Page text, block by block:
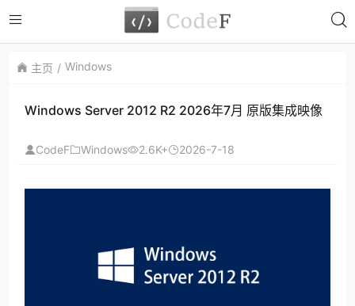
主页 Windows
Windows Server 2012 R2 2026年7月 原版集成映像
CodeF Windows 2.6K+ 2026-7-18